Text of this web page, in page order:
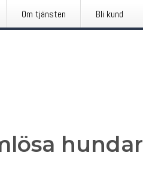
Om tjänsten Bli kund
hundar